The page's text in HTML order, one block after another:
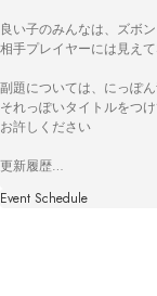
良い子のみんなは、ズボ
相手プレイヤーには見え
副題については、にっぽ
それっぽいタイトルをつ
お許しください
更新履歴
2024.09.07 BGM音量の調
Event Schedule